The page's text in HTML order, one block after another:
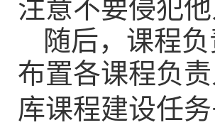
注意不要侵犯
随后，课程
布置各课程负
库课程建设任